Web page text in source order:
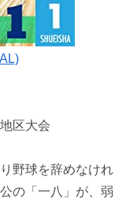
区大会
野球を辞めなけれ
の「一八」が、弱